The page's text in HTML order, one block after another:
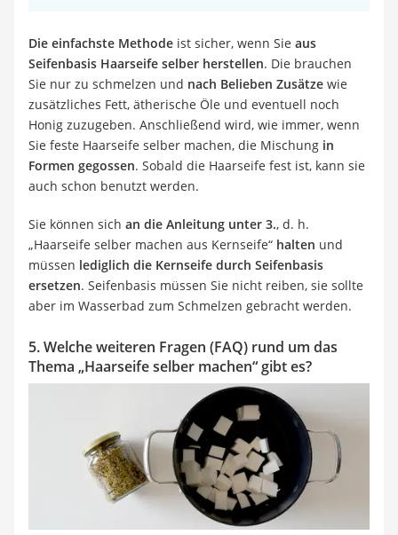
Die einfachste Methode ist sicher, wenn Sie aus
Seifenbasis Haarseife selber herstellen. Die brauchen
Sie nur zu schmelzen und nach Belieben Zusätze wie
zusätzliches Fett, ätherische Öle und eventuell noch
Honig zuzugeben. Anschließend wird, wie immer, wenn
Sie feste Haarseife selber machen, die Mischung in
Formen gegossen. Sobald die Haarseife fest ist, kann sie
auch schon benutzt werden.
Sie können sich an die Anleitung unter 3., d. h.
„Haarseife selber machen aus Kernseife“ halten und
müssen lediglich die Kernseife durch Seifenbasis
ersetzen. Seifenbasis müssen Sie nicht reiben, sie sollte
aber im Wasserbad zum Schmelzen gebracht werden.
5. Welche weiteren Fragen (FAQ) rund um das
Thema „Haarseife selber machen“ gibt es?